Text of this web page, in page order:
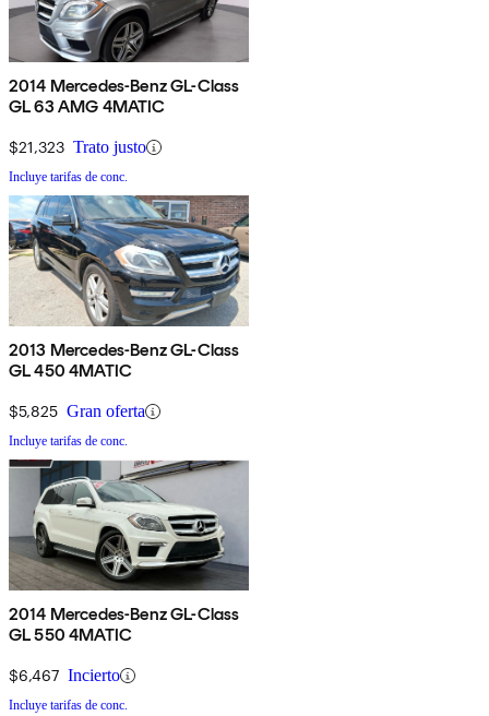
2014 Mercedes-Benz GL-Class
GL 63 AMG 4MATIC
$21,323 Trato justo
Incluye tarifas de conc.
2013 Mercedes-Benz GL-Class
GL 450 4MATIC
$5,825 Gran oferta
Incluye tarifas de conc.
2014 Mercedes-Benz GL-Class
GL 550 4MATIC
$6,467 Incierto
Incluye tarifas de conc.